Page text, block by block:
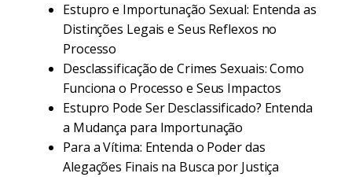
Estupro e Importunação Sexual: Entenda as
Distinções Legais e Seus Reflexos no
Processo
Desclassificação de Crimes Sexuais: Como
Funciona o Processo e Seus Impactos
Estupro Pode Ser Desclassificado? Entenda
a Mudança para Importunação
Para a Vítima: Entenda o Poder das
Alegações Finais na Busca por Justiça